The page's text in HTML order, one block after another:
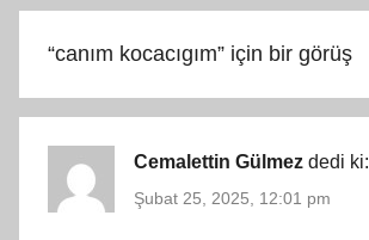
“canım kocacıgım” için bir görüş
Cemalettin Gülmez dedi ki:
Şubat 25, 2025, 12:01 pm